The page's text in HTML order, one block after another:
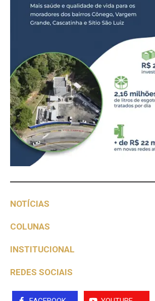
NOTÍCIAS
COLUNAS
INSTITUCIONAL
REDES SOCIAIS